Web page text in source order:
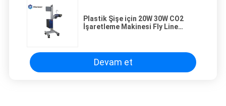
Plastik Şişe için 20W 30W CO2
İşaretleme Makinesi Fly Line
Devam et